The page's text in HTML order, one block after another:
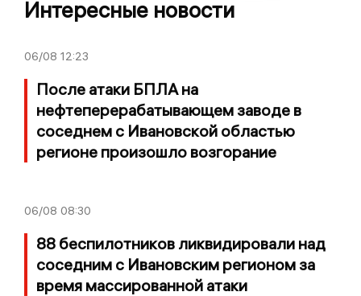
Интересные новости
06/08 12:23
После атаки БПЛА на
нефтеперерабатывающем заводе в
соседнем с Ивановской областью
регионе произошло возгорание
06/08 08:30
88 беспилотников ликвидировали над
соседним с Ивановским регионом за
время массированной атаки